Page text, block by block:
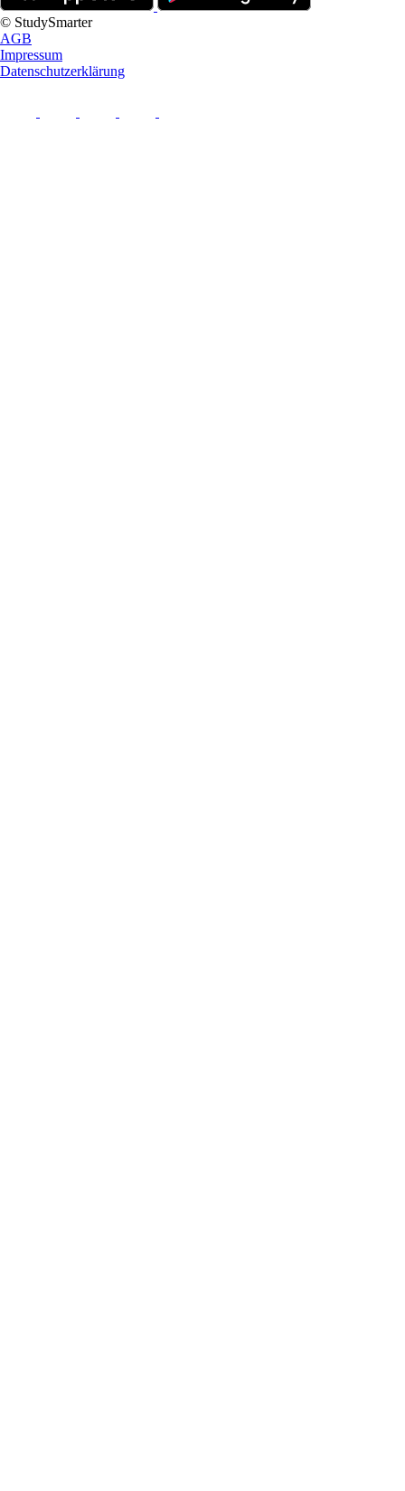
© StudySmarter
AGB
Impressum
Datenschutzerklärung